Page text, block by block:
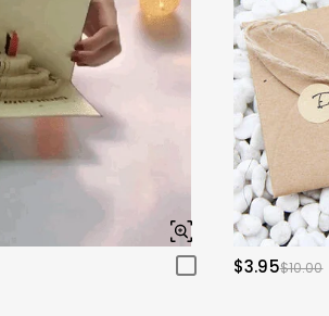
$3.95$10.00